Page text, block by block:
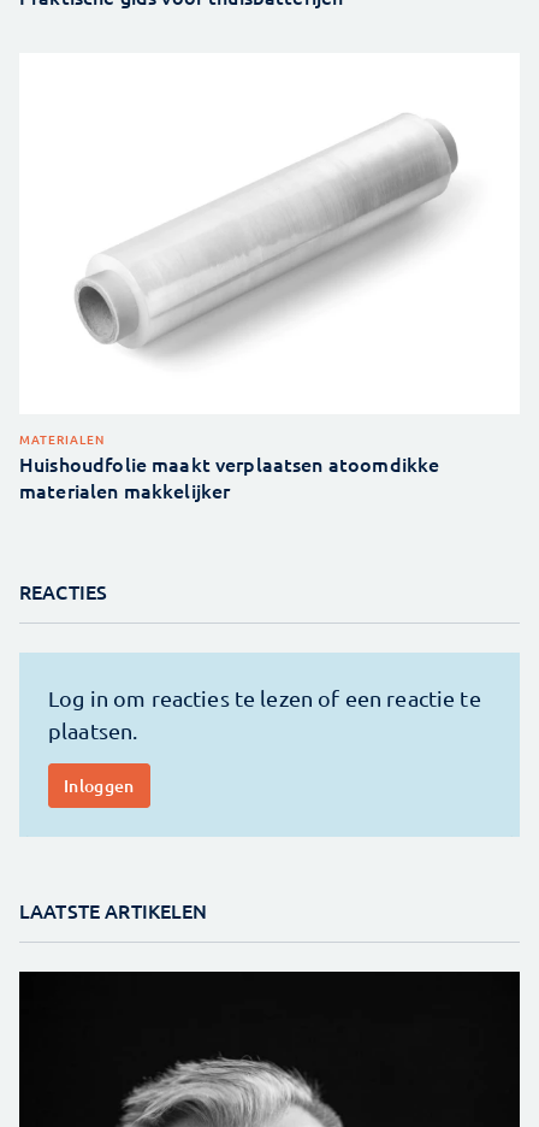
MATERIALEN
Huishoudfolie maakt verplaatsen atoomdikke
materialen makkelijker
REACTIES
LAATSTE ARTIKELEN